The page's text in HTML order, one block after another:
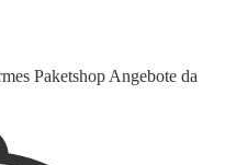
Paketshop Angebote da